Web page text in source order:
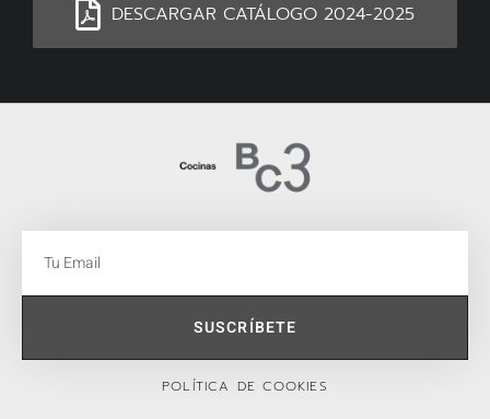
DESCARGAR CATÁLOGO 2024-2025
SUSCRÍBETE
POLÍTICA DE COOKIES